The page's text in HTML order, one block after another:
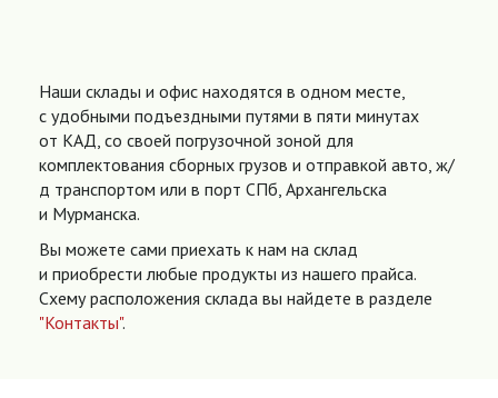
Наши склады и офис находятся в одном месте,
с удобными подъездными путями в пяти минутах
от КАД, со своей погрузочной зоной для
комплектования сборных грузов и отправкой авто, ж/
д транспортом или в порт СПб, Архангельска
и Мурманска.
Вы можете сами приехать к нам на склад
и приобрести любые продукты из нашего прайса.
Схему расположения склада вы найдете в разделе
"Контакты".